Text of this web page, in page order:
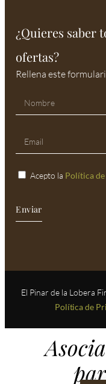
¿Quieres saber
ofertas?
Rellena este
Acepto la Política
Enviar
El Pinar de la Lobera
Política de